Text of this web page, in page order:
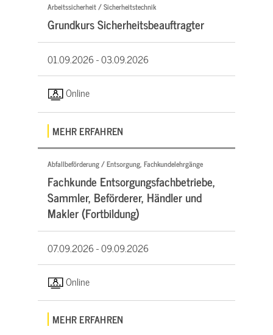
Arbeitssicherheit / Sicherheitstechnik
Grundkurs Sicherheitsbeauftragter
01.09.2026 -03.09.2026
Online
MEHR ERFAHREN
Abfallbeförderung / Entsorgung, Fachkundelehrgänge
Fachkunde Entsorgungsfachbetriebe,
Sammler, Beförderer, Händler und
Makler (Fortbildung)
07.09.2026 -09.09.2026
Online
MEHR ERFAHREN